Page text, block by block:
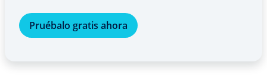
Pruébalo gratis ahora